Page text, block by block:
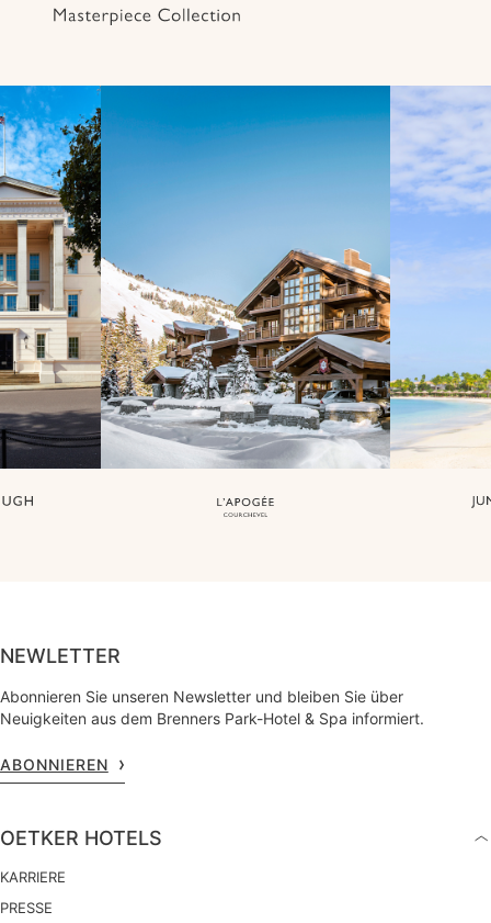
NEWLETTER
Abonnieren Sie unseren Newsletter und bleiben Sie über
Neuigkeiten aus dem Brenners Park-Hotel & Spa informiert.
ABONNIEREN
OETKER HOTELS
KARRIERE
PRESSE